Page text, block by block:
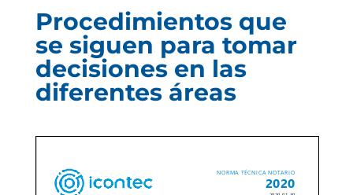
Procedimientos que
se siguen para tomar
decisiones en las
diferentes áreas